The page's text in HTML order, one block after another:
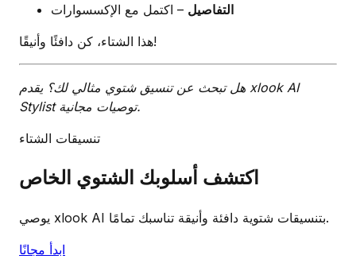
التفاصيل – اكتمل مع الإكسسوارات
هذا الشتاء، كن دافئًا وأنيقًا!
هل تبحث عن تنسيق شتوي مثالي لك؟ يقدم xlook AI
Stylist توصيات مجانية.
تنسيقات الشتاء
اكتشف أسلوبك الشتوي الخاص
يوصي xlook AI بتنسيقات شتوية دافئة وأنيقة تناسبك تمامًا.
ابدأ مجانًا